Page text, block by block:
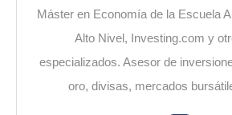
Máster en Economía de la Escuela
Alto Nivel, Investing.com y
especializados. Asesor de
oro, divisas, mercados